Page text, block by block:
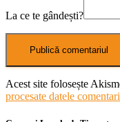
La ce te gândești?
Acest site folosește
procesate datele